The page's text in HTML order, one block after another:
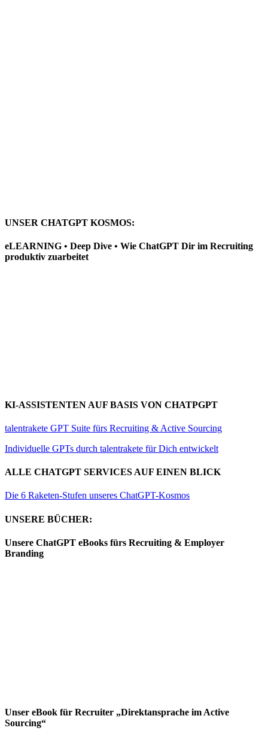
UNSER CHATGPT KOSMOS:
eLEARNING • Deep Dive • Wie ChatGPT Dir im Recruiting
produktiv zuarbeitet
KI-ASSISTENTEN AUF BASIS VON CHATPGPT
talentrakete GPT Suite fürs Recruiting & Active Sourcing
Individuelle GPTs durch talentrakete für Dich entwickelt
ALLE CHATGPT SERVICES AUF EINEN BLICK
Die 6 Raketen-Stufen unseres ChatGPT-Kosmos
UNSERE BÜCHER:
Unsere ChatGPT eBooks fürs Recruiting & Employer
Branding
Unser eBook für Recruiter „Direktansprache im Active
Sourcing“